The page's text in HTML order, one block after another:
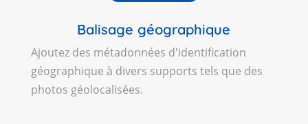
Balisage géographique
Ajoutez des métadonnées d'identification
géographique à divers supports tels que des
photos géolocalisées.